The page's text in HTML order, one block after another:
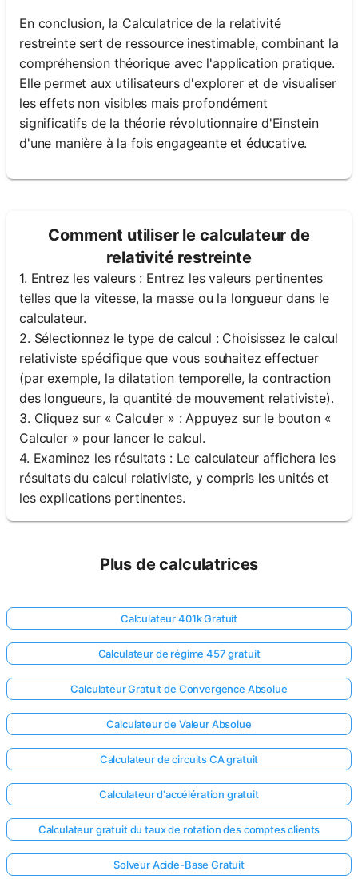
En conclusion, la Calculatrice de la relativité
restreinte sert de ressource inestimable, combinant la
compréhension théorique avec l'application pratique.
Elle permet aux utilisateurs d'explorer et de visualiser
les effets non visibles mais profondément
significatifs de la théorie révolutionnaire d'Einstein
d'une manière à la fois engageante et éducative.
Comment utiliser le calculateur de
relativité restreinte
1. Entrez les valeurs : Entrez les valeurs pertinentes
telles que la vitesse, la masse ou la longueur dans le
calculateur.
2. Sélectionnez le type de calcul : Choisissez le calcul
relativiste spécifique que vous souhaitez effectuer
(par exemple, la dilatation temporelle, la contraction
des longueurs, la quantité de mouvement relativiste).
3. Cliquez sur « Calculer » : Appuyez sur le bouton «
Calculer » pour lancer le calcul.
4. Examinez les résultats : Le calculateur affichera les
résultats du calcul relativiste, y compris les unités et
les explications pertinentes.
Plus de calculatrices
Calculateur 401k Gratuit
Calculateur de régime 457 gratuit
Calculateur Gratuit de Convergence Absolue
Calculateur de Valeur Absolue
Calculateur de circuits CA gratuit
Calculateur d'accélération gratuit
Calculateur gratuit du taux de rotation des comptes clients
Solveur Acide-Base Gratuit